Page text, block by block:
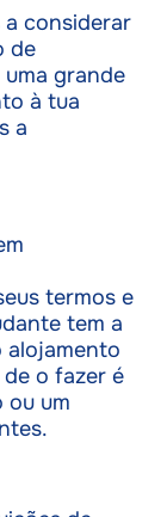
a considerar
de
grande
à tua
a
termos e
tem a
o fazer é
ou um